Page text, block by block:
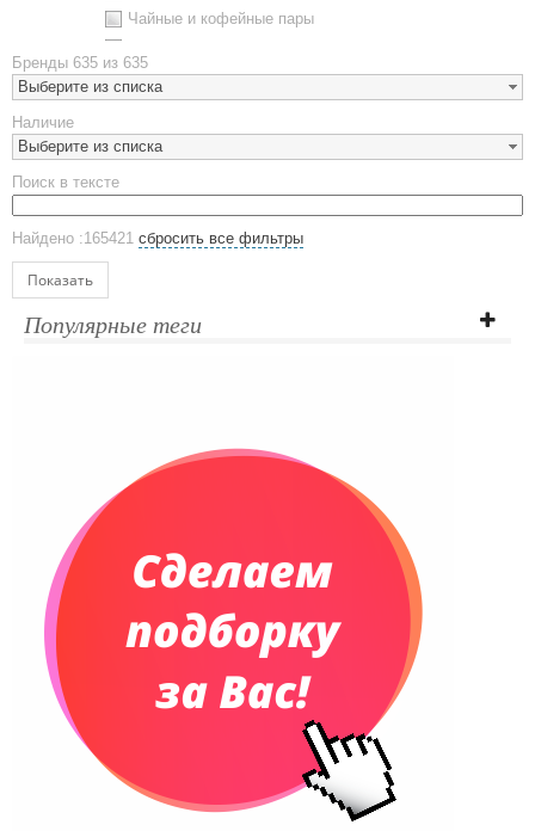
Чайные и кофейные пары
Наборы посуды
Предметы сервировки
Стаканы
Эко кружки
ЕВРОПОСУДА
Аксессуары
Ежедневники и блокноты
Датированные ежедневники
Планинги недатированные
Телефонные книжки
Сумки и Рюкзаки
Сумки для планшетов и ноутбуков
Рюкзаки
Конференц-сумки
Сумки для покупок промо
Несессеры и косметички
Сумки дорожные
Бренды 635 из 635
Выберите из списка
Наличие
Выберите из списка
Поиск в тексте
Найдено :165421 сбросить все фильтры
Показать
Популярные теги